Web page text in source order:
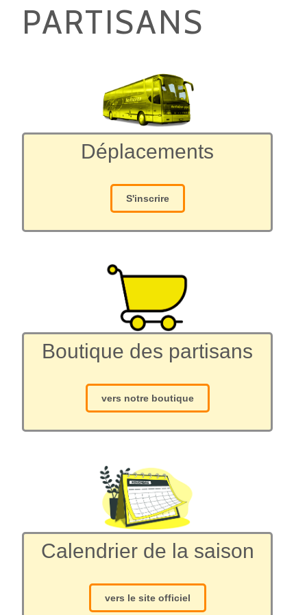
PARTISANS
Déplacements
S'inscrire
Boutique des partisans
vers notre boutique
Calendrier de la saison
vers le site officiel